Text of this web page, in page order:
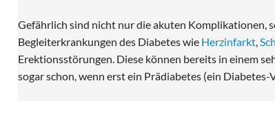
Gefährlich sind nicht nur die akuten Komplikationen,
Begleiterkrankungen des Diabetes wie Herzinfarkt,
Erektionsstörungen. Diese können bereits in einem
sogar schon, wenn erst ein Prädiabetes (ein